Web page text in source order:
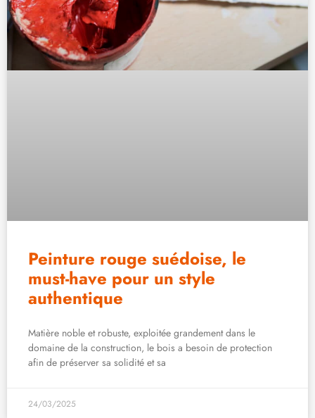
Peinture rouge suédoise, le
must-have pour un style
authentique
Matière noble et robuste, exploitée grandement dans le
domaine de la construction, le bois a besoin de protection
afin de préserver sa solidité et sa
24/03/2025